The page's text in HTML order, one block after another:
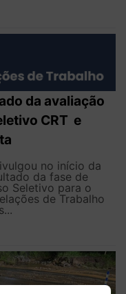
da avaliação
CRT e
no início da
da fase de
Seletivo para o
de Trabalho